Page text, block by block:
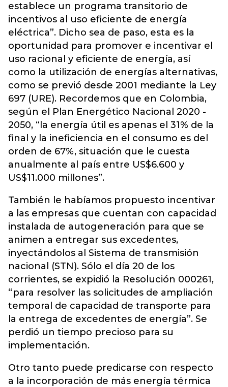
establece un programa transitorio de
incentivos al uso eficiente de energía
eléctrica”. Dicho sea de paso, esta es la
oportunidad para promover e incentivar el
uso racional y eficiente de energía, así
como la utilización de energías alternativas,
como se previó desde 2001 mediante la Ley
697 (URE). Recordemos que en Colombia,
según el Plan Energético Nacional 2020 -
2050, “la energía útil es apenas el 31% de la
final y la ineficiencia en el consumo es del
orden de 67%, situación que le cuesta
anualmente al país entre US$6.600 y
US$11.000 millones”.
También le habíamos propuesto incentivar
a las empresas que cuentan con capacidad
instalada de autogeneración para que se
animen a entregar sus excedentes,
inyectándolos al Sistema de transmisión
nacional (STN). Sólo el día 20 de los
corrientes, se expidió la Resolución 000261,
“para resolver las solicitudes de ampliación
temporal de capacidad de transporte para
la entrega de excedentes de energía”. Se
perdió un tiempo precioso para su
implementación.
Otro tanto puede predicarse con respecto
a la incorporación de más energía térmica